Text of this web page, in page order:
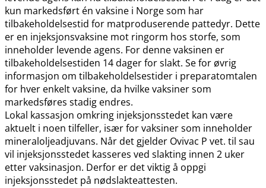
kun markedsført én vaksine i Norge som har
tilbakeholdelsestid for matproduserende pattedyr. Dette
er en injeksjonsvaksine mot ringorm hos storfe, som
inneholder levende agens. For denne vaksinen er
tilbakeholdelsestiden 14 dager for slakt. Se for øvrig
informasjon om tilbakeholdelsestider i preparatomtalen
for hver enkelt vaksine, da hvilke vaksiner som
markedsføres stadig endres.
Lokal kassasjon omkring injeksjonsstedet kan være
aktuelt i noen tilfeller, især for vaksiner som inneholder
mineraloljeadjuvans. Når det gjelder Ovivac P vet. til sau
vil injeksjonsstedet kasseres ved slakting innen 2 uker
etter vaksinasjon. Derfor er det viktig å oppgi
injeksjonsstedet på nødslakteattesten.